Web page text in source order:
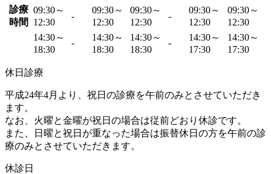
診療
時間
09:30～
12:30
-
09:30～
12:30
09:30～
12:30
-
09:30～
12:30
09:30～
12:30
14:30～
18:30
-
14:30～
18:30
14:30～
18:30
-
14:30～
17:30
14:30～
17:30
休日診療
平成24年4月より、祝日の診療を午前のみとさせていただき
ます。
なお、火曜と金曜が祝日の場合は従前どおり休診です。
また、日曜と祝日が重なった場合は振替休日の方を午前の診
療のみとさせていただきます。
休診日